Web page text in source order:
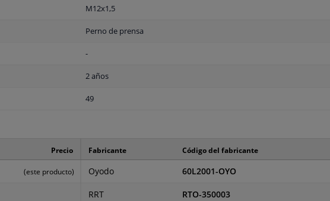
M12x1,5
Perno de prensa
-
2 años
49
Precio
(este producto)
Fabricante Código del fabricante
Oyodo 60L2001-OYO
RRT RTO-350003